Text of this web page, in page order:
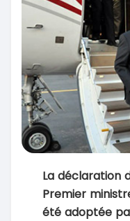
La déclaration
Premier
été adoptée